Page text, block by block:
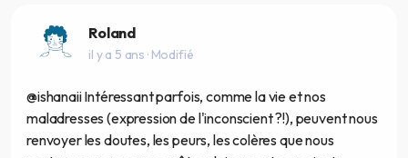
Roland
il y a 5 ans · Modifié
@ishanaii Intéressant parfois, comme la vie et nos
maladresses (expression de l'inconscient ?!), peuvent nous
renvoyer les doutes, les peurs, les colères que nous